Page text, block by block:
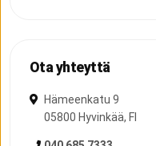
Ota yhteyttä
Hämeenkatu 9
05800 Hyvinkää, FI